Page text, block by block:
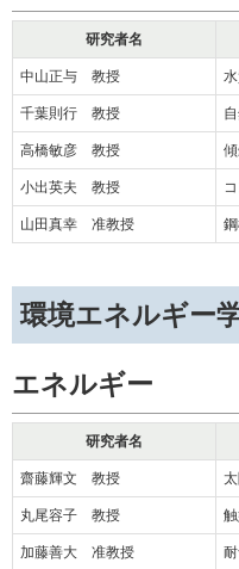
研究者名
中山正与 教授
千葉則行 教授
高橋敏彦 教授
小出英夫 教授
山田真幸 准教授
環境エネルギー
エネルギー
研究者名
齋藤輝文 教授
丸尾容子 教授
加藤善大 准教授